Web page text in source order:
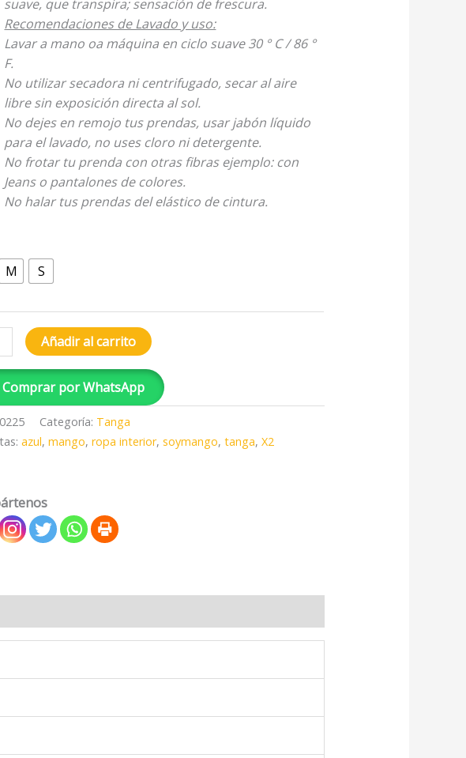
suave, que transpira; sensación de frescura.
Recomendaciones de Lavado y uso:
Lavar a mano oa máquina en ciclo suave 30 ° C / 86 °
F.
No utilizar secadora ni centrifugado, secar al aire
libre sin exposición directa al sol.
No dejes en remojo tus prendas, usar jabón líquido
para el lavado, no uses cloro ni detergente.
No frotar tu prenda con otras fibras ejemplo: con
Jeans o pantalones de colores.
No halar tus prendas del elástico de cintura.
M S
Añadir al carrito
Comprar por WhatsApp
Categoría: Tanga
azul,mango,ropa interior,soymango,tanga,X2